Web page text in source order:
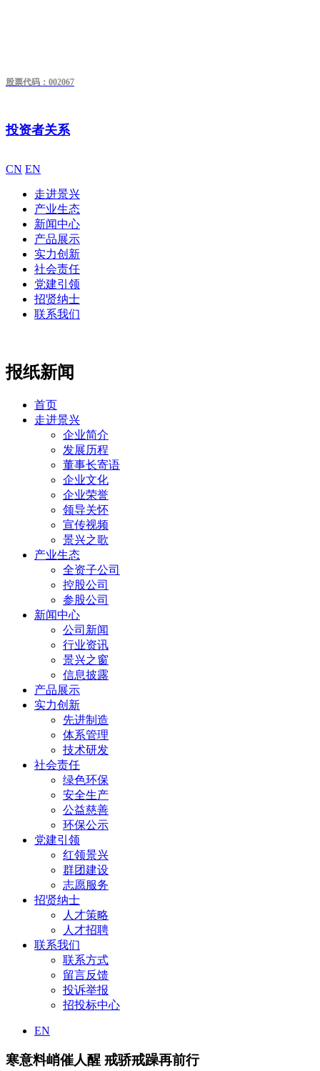
股票代码：002067
投资者关系
CN EN
走进景兴
产业生态
新闻中心
产品展示
实力创新
社会责任
党建引领
招贤纳士
联系我们
报纸新闻
首页
走进景兴
企业简介
发展历程
董事长寄语
企业文化
企业荣誉
领导关怀
宣传视频
景兴之歌
产业生态
全资子公司
控股公司
参股公司
新闻中心
公司新闻
行业资讯
景兴之窗
信息披露
产品展示
实力创新
先进制造
体系管理
技术研发
社会责任
绿色环保
安全生产
公益慈善
环保公示
党建引领
红领景兴
群团建设
志愿服务
招贤纳士
人才策略
人才招聘
联系我们
联系方式
留言反馈
投诉举报
招投标中心
EN
寒意料峭催人醒 戒骄戒躁再前行